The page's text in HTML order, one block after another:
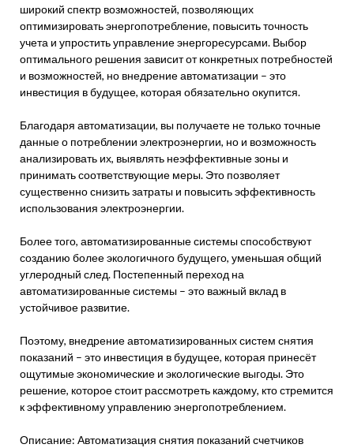
широкий спектр возможностей, позволяющих
оптимизировать энергопотребление, повысить точность
учета и упростить управление энергоресурсами. Выбор
оптимального решения зависит от конкретных потребностей
и возможностей, но внедрение автоматизации – это
инвестиция в будущее, которая обязательно окупится.
Благодаря автоматизации, вы получаете не только точные
данные о потреблении электроэнергии, но и возможность
анализировать их, выявлять неэффективные зоны и
принимать соответствующие меры. Это позволяет
существенно снизить затраты и повысить эффективность
использования электроэнергии.
Более того, автоматизированные системы способствуют
созданию более экологичного будущего, уменьшая общий
углеродный след. Постепенный переход на
автоматизированные системы – это важный вклад в
устойчивое развитие.
Поэтому, внедрение автоматизированных систем снятия
показаний – это инвестиция в будущее, которая принесёт
ощутимые экономические и экологические выгоды. Это
решение, которое стоит рассмотреть каждому, кто стремится
к эффективному управлению энергопотреблением.
Описание: Автоматизация снятия показаний счетчиков